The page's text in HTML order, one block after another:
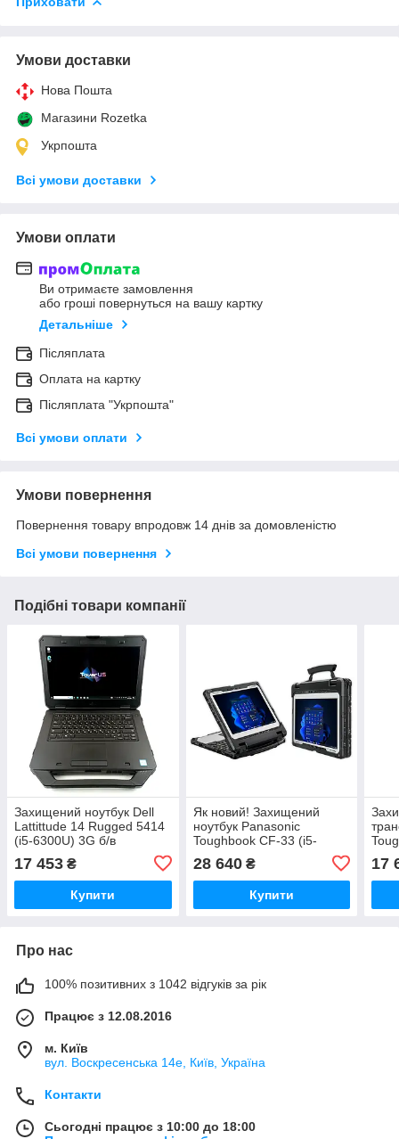
Умови доставки
Нова Пошта
Магазини Rozetka
Укрпошта
Всі умови доставки
Умови оплати
Ви отримаєте замовлення
або гроші повернуться на вашу картку
Детальніше
Післяплата
Оплата на картку
Післяплата "Укрпошта"
Всі умови оплати
Умови повернення
Повернення товару впродовж 14 днів за домовленістю
Всі умови повернення
Подібні товари компанії
Захищений ноутбук Dell
Lattittude 14 Rugged 5414
(i5-6300U) 3G б/в
17 453 ₴
Купити
Як новий! Захищений
ноутбук Panasonic
Toughbook CF-33 (i5-
28 640₴
Купити
17
Про нас
100% позитивних з 1042 відгуків за рік
Працює з 12.08.2016
м. Київ
вул. Воскресенська 14е, Київ, Україна
Контакти
Сьогодні працює з 10:00 до 18:00